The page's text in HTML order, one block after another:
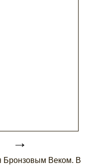
→
Бронзовым Веком. В